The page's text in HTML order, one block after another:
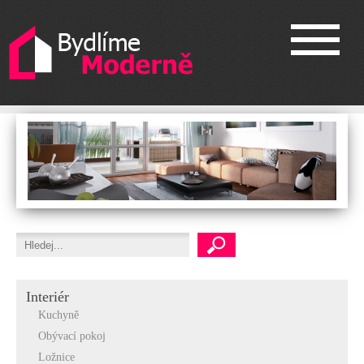
Interiér
Kuchyně
Obývací pokoj
Ložnice